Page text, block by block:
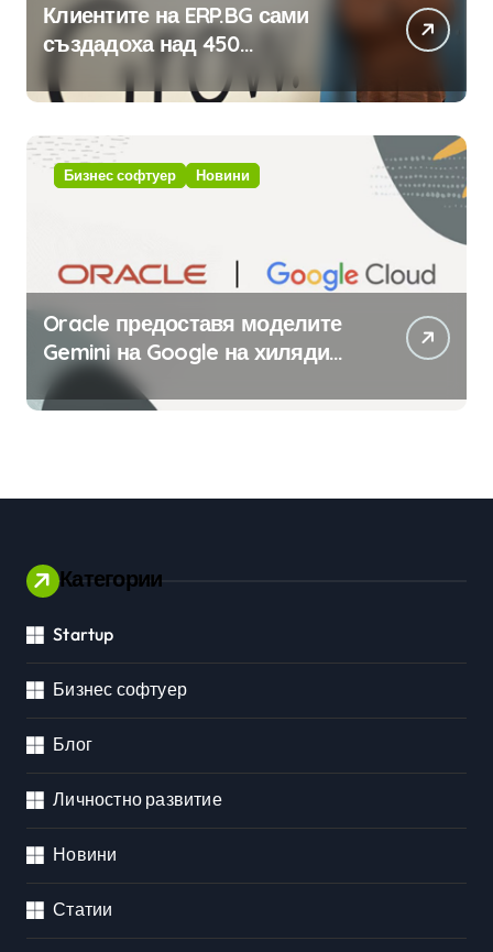
Клиентите на ERP.BG сами
създадоха над 450
приложения за ERP системата
с помощта на вградения в нея
изкуствен интелект
Бизнес софтуер Новини
Oracle предоставя моделите
Gemini на Google на хиляди
клиенти на бизнес
приложения
Категории
Startup
Бизнес софтуер
Блог
Личностно развитие
Новини
Статии